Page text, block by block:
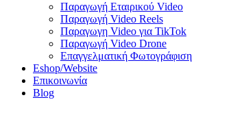
Παραγωγή Εταιρικού Video
Παραγωγή Video Reels
Παραγωγη Video για TikTok
Παραγωγή Video Drone
Επαγγελματική Φωτογράφιση
Eshop/Website
Επικοινωνία
Blog